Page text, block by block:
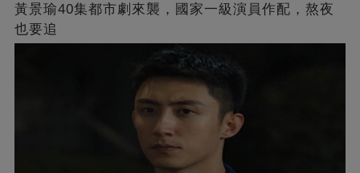
黃景瑜40集都市劇來襲，國家一級演員作配，熬夜
也要追